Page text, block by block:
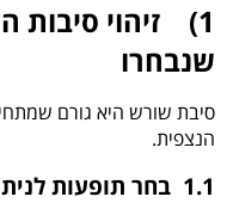
1) זיהוי
שנבחרו
סיבת שורש היא גורם
הנצפית.
1.1 בחר תופעות לניתוח